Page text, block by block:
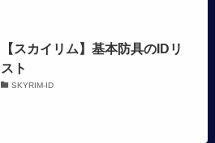
【スカイリム】基本防具のIDリ
スト
SKYRIM-ID